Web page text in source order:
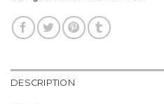
DESCRIPTION